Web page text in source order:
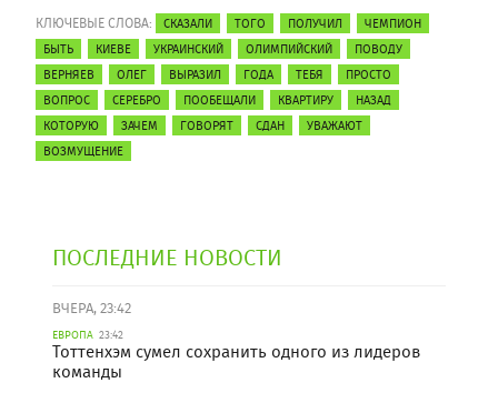
КЛЮЧЕВЫЕ СЛОВА: СКАЗАЛИ ТОГО ПОЛУЧИЛ
ЧЕМПИОН
БЫТЬ
КИЕВЕ УКРАИНСКИЙ ОЛИМПИЙСКИЙ
ПОВОДУ
ВЕРНЯЕВ
ОЛЕГ ВЫРАЗИЛ ГОДА ТЕБЯ
ПРОСТО
ВОПРОС
СЕРЕБРО ПООБЕЩАЛИ КВАРТИРУ
НАЗАД
КОТОРУЮ
ЗАЧЕМ ГОВОРЯТ СДАН
УВАЖАЮТ
ВОЗМУЩЕНИЕ
ПОСЛЕДНИЕ НОВОСТИ
ВЧЕРА, 23:42
ЕВРОПА 23:42
Тоттенхэм сумел сохранить одного из лидеров
команды